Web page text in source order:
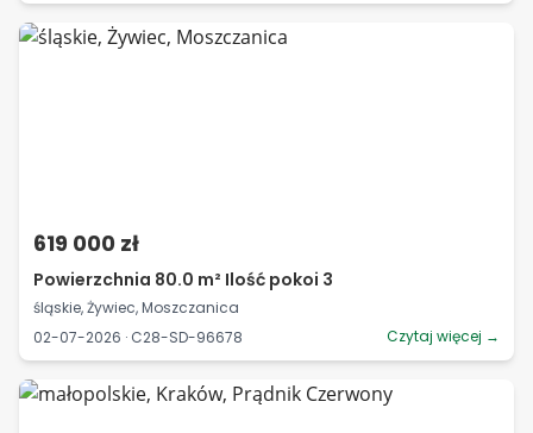
619 000 zł
Powierzchnia 80.0 m² Ilość pokoi 3
śląskie, Żywiec, Moszczanica
02-07-2026 · C28-SD-96678
Czytaj więcej →